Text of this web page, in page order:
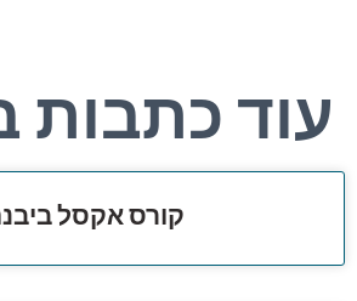
עוד כתבות
קורס אקסל